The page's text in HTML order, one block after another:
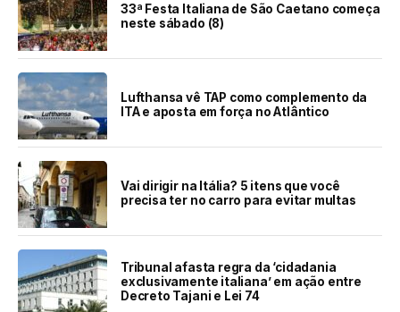
33ª Festa Italiana de São Caetano começa
neste sábado (8)
Lufthansa vê TAP como complemento da
ITA e aposta em força no Atlântico
Vai dirigir na Itália? 5 itens que você
precisa ter no carro para evitar multas
Tribunal afasta regra da ‘cidadania
exclusivamente italiana’ em ação entre
Decreto Tajani e Lei 74